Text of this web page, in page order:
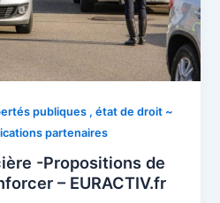
publiques , état de droit ~
partenaires
-Propositions de
– EURACTIV.fr